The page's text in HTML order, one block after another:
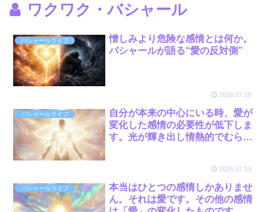
ワクワク・バシャール
バシャールライフ
憎しみより危険な感情とは何か。
バシャールが語る“愛の反対側”
2026.07.18
バシャールライフ
自分が本来の中心にいる時、愛が
変化した感情の必要性が低下しま
す。光が輝き出し情熱的でむらが
2026.07.13
バシャールライフ
本当はひとつの感情しかありませ
ん。それは愛です。その他の感情